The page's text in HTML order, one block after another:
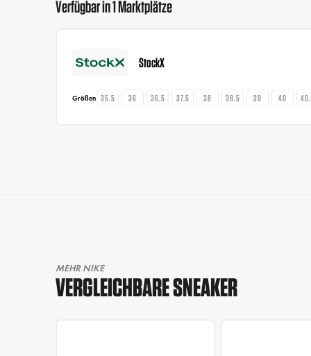
Verfügbar in 1 Marktplätze
StockX
Größen 35.5 36 36.5 37.5 38 38.5 39 40
MEHR NIKE
VERGLEICHBARE SNEAKER